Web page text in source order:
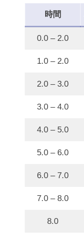
時間
0.0 – 2.0
1.0 – 2.0
2.0 – 3.0
3.0 – 4.0
4.0 – 5.0
5.0 – 6.0
6.0 – 7.0
7.0 – 8.0
8.0